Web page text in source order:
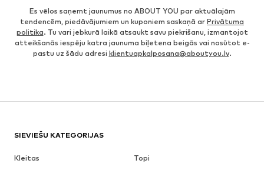
Es vēlos saņemt jaunumus no ABOUT YOU par aktuālajām
tendencēm, piedāvājumiem un kuponiem saskaņā ar Privātuma
politika. Tu vari jebkurā laikā atsaukt savu piekrišanu, izmantojot
atteikšanās iespēju katra jaunuma biļetena beigās vai nosūtot e-
pastu uz šādu adresi klientuapkalposana@aboutyou.lv.
SIEVIEŠU KATEGORIJAS
Kleitas
Topi